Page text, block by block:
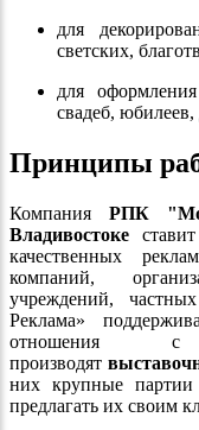
для
светских,
для
свадеб,
Принципы
Компания РПК
Владивостоке
качественных
компаний,
учреждений,
Реклама»
отношения с
производят
них крупные
предлагать их своим